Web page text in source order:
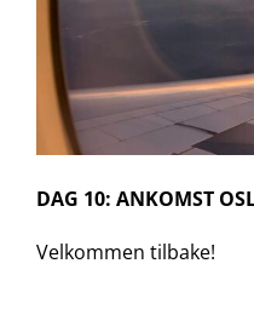
DAG 10: ANKOMST
Velkommen tilbake!